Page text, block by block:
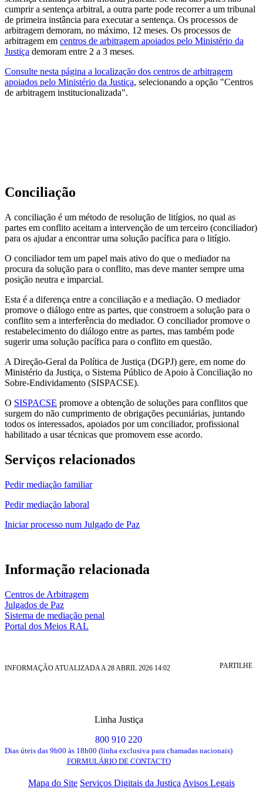
cumprir a sentença arbitral, a outra parte pode recorrer a um tribunal
de primeira instância para executar a sentença. Os processos de
arbitragem demoram, no máximo, 12 meses. Os processos de
arbitragem em centros de arbitragem apoiados pelo Ministério da
Justiça demoram entre 2 a 3 meses.
Consulte nesta página a localização dos centros de arbitragem
apoiados pelo Ministério da Justiça, selecionando a opção "Centros
de arbitragem institucionalizada".
Conciliação
A conciliação é um método de resolução de litígios, no qual as
partes em conflito aceitam a intervenção de um terceiro (conciliador)
para os ajudar a encontrar uma solução pacífica para o litígio.
O conciliador tem um papel mais ativo do que o mediador na
procura da solução para o conflito, mas deve manter sempre uma
posição neutra e imparcial.
Esta é a diferença entre a conciliação e a mediação. O mediador
promove o diálogo entre as partes, que constroem a solução para o
conflito sem a interferência do mediador. O conciliador promove o
restabelecimento do diálogo entre as partes, mas também pode
sugerir uma solução pacífica para o conflito em questão.
A Direção-Geral da Política de Justiça (DGPJ) gere, em nome do
Ministério da Justiça, o Sistema Público de Apoio à Conciliação no
Sobre-Endividamento (SISPACSE).
O SISPACSE promove a obtenção de soluções para conflitos que
surgem do não cumprimento de obrigações pecuniárias, juntando
todos os interessados, apoiados por um conciliador, profissional
habilitado a usar técnicas que promovem esse acordo.
Serviços relacionados
Pedir mediação familiar
Pedir mediação laboral
Iniciar processo num Julgado de Paz
Informação relacionada
Centros de Arbitragem
Julgados de Paz
Sistema de mediação penal
Portal dos Meios RAL
INFORMAÇÃO ATUALIZADA A 28 ABRIL 2026 14:02 PARTILHE
Linha Justiça
800 910 220
Dias úteis das 9h00 às 18h00 (linha exclusiva para chamadas nacionais)
FORMULÁRIO DE CONTACTO
Mapa do Site Serviços Digitais da Justiça Avisos Legais